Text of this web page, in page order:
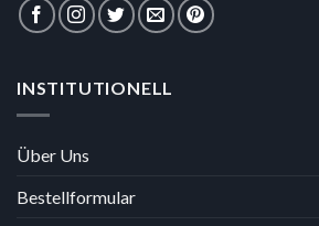
INSTITUTIONELL
Über Uns
Bestellformular